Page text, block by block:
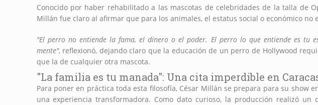
Conocido por haber rehabilitado a las mascotas de celebridades de la talla de
Millán fue claro al afirmar que para los animales, el estatus social o económico no
"El perro no entiende la fama, el dinero o el poder. El perro lo que entiende es tu
mente", reflexionó, dejando claro que la educación de un perro de Hollywood
que la de cualquier otra mascota.
"La familia es tu manada": Una cita imperdible en
Para poner en práctica toda esta filosofía, César Millán se prepara para su show
una experiencia transformadora. Como dato curioso, la producción realizó un